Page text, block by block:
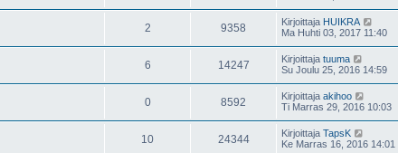
2 9358 Kirjoittaja HUIKRA
Ma Huhti 03, 2017 11:40
6 14247 Kirjoittaja tuuma
Su Joulu 25, 2016 14:59
0 8592 Kirjoittaja akihoo
Ti Marras 29, 2016 10:03
10 24344 Kirjoittaja TapsK
Ke Marras 16, 2016 14:01